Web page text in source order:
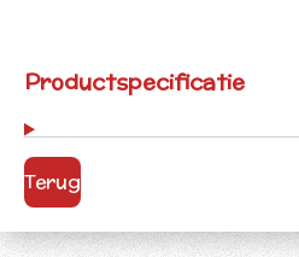
Productspecificatie
Terug